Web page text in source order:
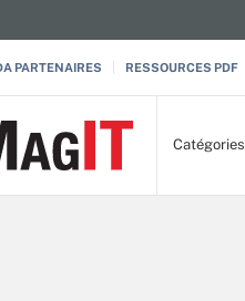
PARTENAIRES RESSOURCES PDF
Catégories